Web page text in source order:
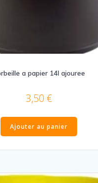
a papier 14l ajouree
3,50 €
Ajouter au panier